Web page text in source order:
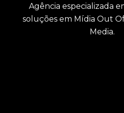
Agência especializada
soluções em Mídia Out
Media.